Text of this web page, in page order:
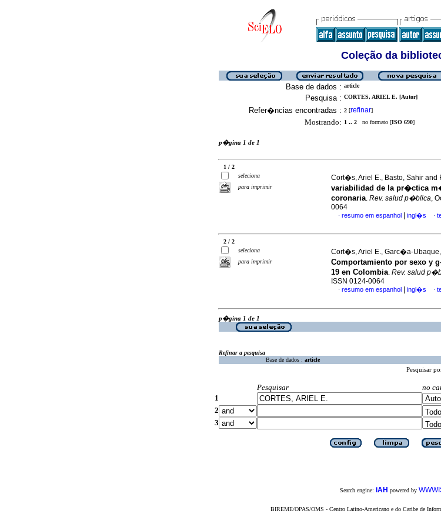
Coleção da
Base de dados : article
Pesquisa : CORTES, ARIEL E. [Autor]
Refer�ncias encontradas : 2 [refinar]
Mostrando: 1 .. 2 no formato [ISO 690]
p�gina 1 de 1
1 / 2
seleciona
para imprimir
Cort�s, Ariel E., Basto, Sahir and
variabilidad de la pr�ctica
coronaria. Rev. salud p�blica,
0064
· resumo em espanhol ingl�s ·
2 / 2
seleciona
para imprimir
Cort�s, Ariel E., Garc�a-
Comportamiento por sexo y
19 en Colombia. Rev. salud
ISSN 0124-0064
· resumo em espanhol ingl�s ·
p�gina 1 de 1
Refinar a pesquisa
Base de dados : article
Pesquisar
Pesquisar
no
1
2
3
Search engine: iAH powered by
BIREME/OPAS/OMS - Centro Latino-Americano e do Caribe de